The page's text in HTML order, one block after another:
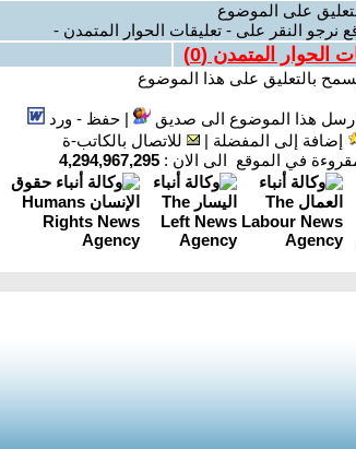
على الموضوع
نرجو النقر على - تعليقات الحوار المتمدن -
الحوار المتمدن (0
)
بالتعليق على هذا الموضوع
هذا الموضوع الى صديق |حفظ - ورد
إضافة إلى المفضلة |
للاتصال بالكاتب-ة
في الموقع الى الان : 4,294,967,295